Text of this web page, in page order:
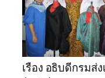
เรือง อธิบดีกรมส่